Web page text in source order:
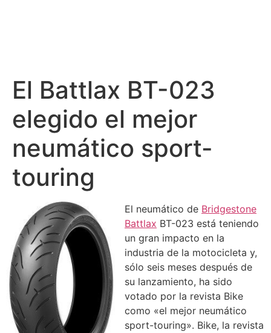
El Battlax BT-023
elegido el mejor
neumático sport-
touring
El neumático de Bridgestone
Battlax BT-023 está teniendo
un gran impacto en la
industria de la motocicleta y,
sólo seis meses después de
su lanzamiento, ha sido
votado por la revista Bike
como «el mejor neumático
sport-touring». Bike, la revista